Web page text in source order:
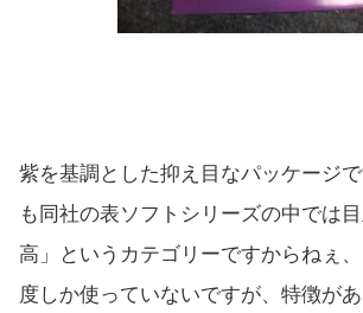
紫を基調とした抑え目なパッケージ
も同社の表ソフトシリーズの中では
高」というカテゴリーですからねぇ
度しか使っていないですが、特徴が